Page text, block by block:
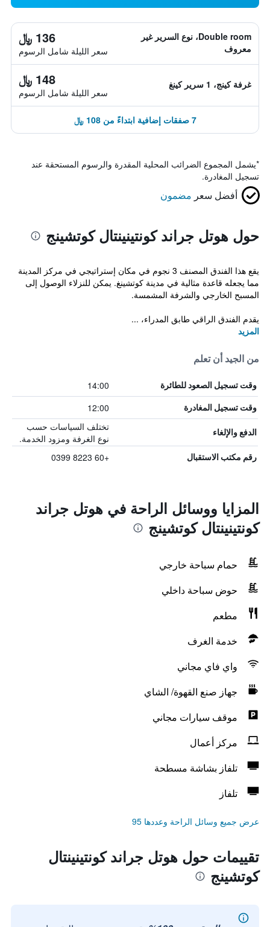
Double room، نوع السرير غير
معروف
136 ﷼
سعر الليلة شامل الرسوم
غرفة كينج، 1 سرير كينغ 148 ﷼
سعر الليلة شامل الرسوم
7 صفقات إضافية ابتداءً من 108 ﷼
*يشمل المجموع الضرائب المحلية المقدرة والرسوم المستحقة عند
تسجيل المغادرة.
أفضل سعر مضمون
حول هوتل جراند كونتينينتال كوتشينج
يقع هذا الفندق المصنف 3 نجوم في مكان إستراتيجي في مركز المدينة
مما يجعله قاعدة مثالية في مدينة كوتشينغ. يمكن للنزلاء الوصول إلى
المسبح الخارجي والشرفة المشمسة.
يقدم الفندق الراقي طابق المدراء، ...
المزيد
من الجيد أن تعلم
وقت تسجيل الصعود للطائرة 14:00
وقت تسجيل المغادرة 12:00
الدفع والإلغاء
تختلف السياسات حسب
نوع الغرفة ومزود الخدمة.
رقم مكتب الاستقبال +60 8223 0399
المزايا ووسائل الراحة في هوتل جراند
كونتينينتال كوتشينج
حمام سباحة خارجي
حوض سباحة داخلي
مطعم
خدمة الغرف
واي فاي مجاني
جهاز صنع القهوة/ الشاي
موقف سيارات مجاني
مركز أعمال
تلفاز بشاشة مسطحة
تلفاز
عرض جميع وسائل الراحة وعددها 95
تقييمات حول هوتل جراند كونتينينتال
كوتشينج